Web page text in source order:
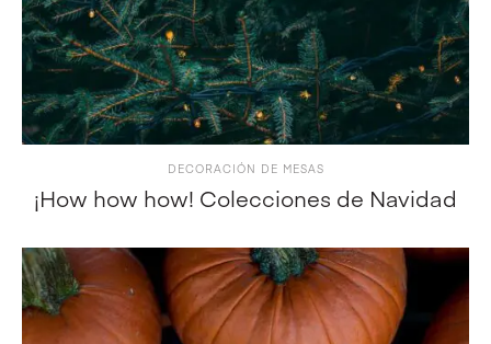
DECORACIÓN DE MESAS
¡How how how! Colecciones de Navidad